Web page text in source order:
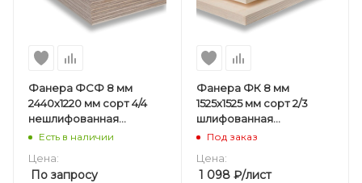
Фанера ФСФ 8 мм
2440х1220 мм сорт 4/4
нешлифованная
березовая
Есть в наличии
Цена:
По запросу
Фанера ФК 8 мм
1525х1525 мм сорт 2/3
шлифованная
березовая
Под заказ
Цена:
1 098₽/лист